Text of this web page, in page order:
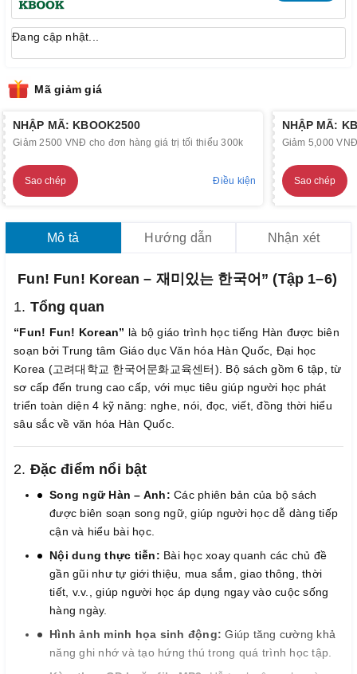
Đang cập nhật...
Mã giảm giá
NHẬP MÃ: KBOOK2500
Giảm 2500 VNĐ cho đơn hàng giá trị tối thiểu 300k
Sao chép Điều kiện
NHẬP MÃ:
Giảm 5,000
Sao chép
Mô tả Hướng dẫn Nhận xét
Fun! Fun! Korean – 재미있는 한국어” (Tập 1–6)
1. Tổng quan
“Fun! Fun! Korean” là bộ giáo trình học tiếng Hàn được biên
soạn bởi Trung tâm Giáo dục Văn hóa Hàn Quốc, Đại học
Korea (고려대학교 한국어문화교육센터). Bộ sách gồm 6 tập, từ
sơ cấp đến trung cao cấp, với mục tiêu giúp người học phát
triển toàn diện 4 kỹ năng: nghe, nói, đọc, viết, đồng thời hiểu
sâu sắc về văn hóa Hàn Quốc.
2. Đặc điểm nổi bật
Song ngữ Hàn – Anh: Các phiên bản của bộ sách
được biên soạn song ngữ, giúp người học dễ dàng tiếp
cận và hiểu bài học.
Nội dung thực tiễn: Bài học xoay quanh các chủ đề
gần gũi như tự giới thiệu, mua sắm, giao thông, thời
tiết, v.v., giúp người học áp dụng ngay vào cuộc sống
hàng ngày.
Hình ảnh minh họa sinh động: Giúp tăng cường khả
năng ghi nhớ và tạo hứng thú trong quá trình học tập.